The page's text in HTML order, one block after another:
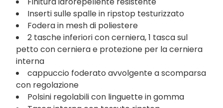
Inserti sulle spalle in ripstop testurizzato
Fodera in mesh di poliestere
2 tasche inferiori con cerniera, 1 tasca sul
petto con cerniera e protezione per la cerniera
interna
cappuccio foderato avvolgente a scomparsa
con regolazione
Polsini regolabili con linguette in gomma